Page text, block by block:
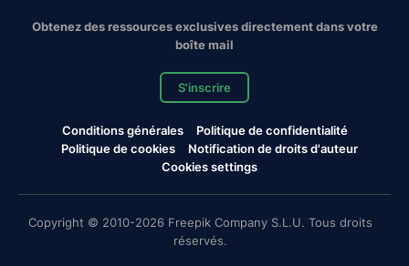
Obtenez des ressources exclusives directement dans votre
boîte mail
S'inscrire
Conditions générales
Politique de confidentialité
Politique de cookies
Notification de droits d'auteur
Cookies settings
Copyright © 2010-2026 Freepik Company S.L.U. Tous droits
réservés.